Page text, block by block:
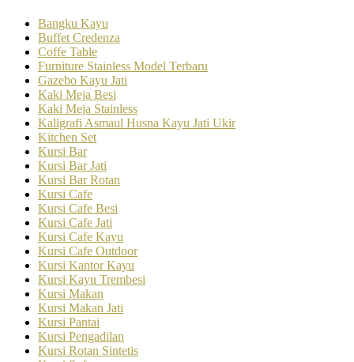
Bangku Kayu
Buffet Credenza
Coffe Table
Furniture Stainless Model Terbaru
Gazebo Kayu Jati
Kaki Meja Besi
Kaki Meja Stainless
Kaligrafi Asmaul Husna Kayu Jati Ukir
Kitchen Set
Kursi Bar
Kursi Bar Jati
Kursi Bar Rotan
Kursi Cafe
Kursi Cafe Besi
Kursi Cafe Jati
Kursi Cafe Kayu
Kursi Cafe Outdoor
Kursi Kantor Kayu
Kursi Kayu Trembesi
Kursi Makan
Kursi Makan Jati
Kursi Pantai
Kursi Pengadilan
Kursi Rotan Sintetis